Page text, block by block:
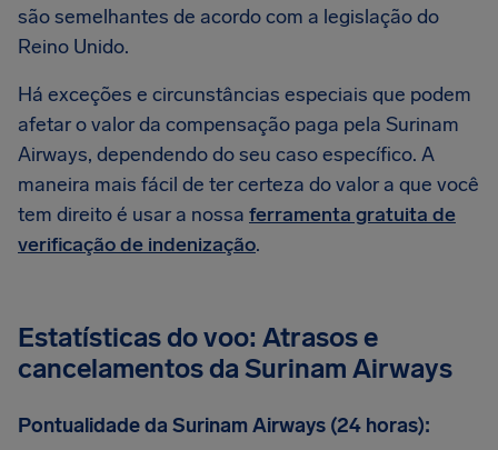
são semelhantes de acordo com a legislação do
Reino Unido.
Há exceções e circunstâncias especiais que podem
afetar o valor da compensação paga pela Surinam
Airways, dependendo do seu caso específico. A
maneira mais fácil de ter certeza do valor a que você
tem direito é usar a nossa ferramenta gratuita de
verificação de indenização.
Estatísticas do voo: Atrasos e
cancelamentos da Surinam Airways
Pontualidade da Surinam Airways (24 horas):